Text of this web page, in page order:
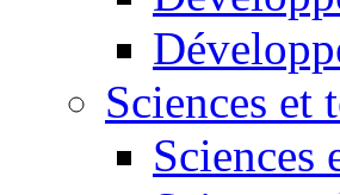
Sciences et
Sciences